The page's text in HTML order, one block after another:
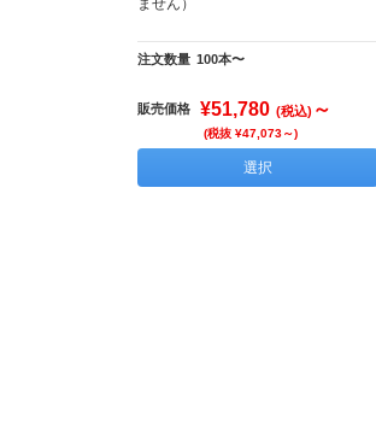
ません）
注文数量 100本〜
販売価格 ¥51,780 (税込) ～
(税抜 ¥47,073～)
選択